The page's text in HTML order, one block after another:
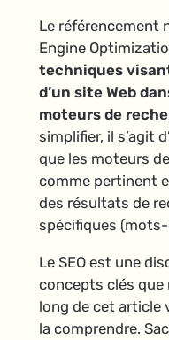
Le référencement
Engine
techniques
d’un site Web
moteurs de
simplifier, il s’agit
que les moteurs
comme pertinent
des résultats de
spécifiques (mots-
Le SEO est une
concepts clés que
long de cet article
la comprendre.